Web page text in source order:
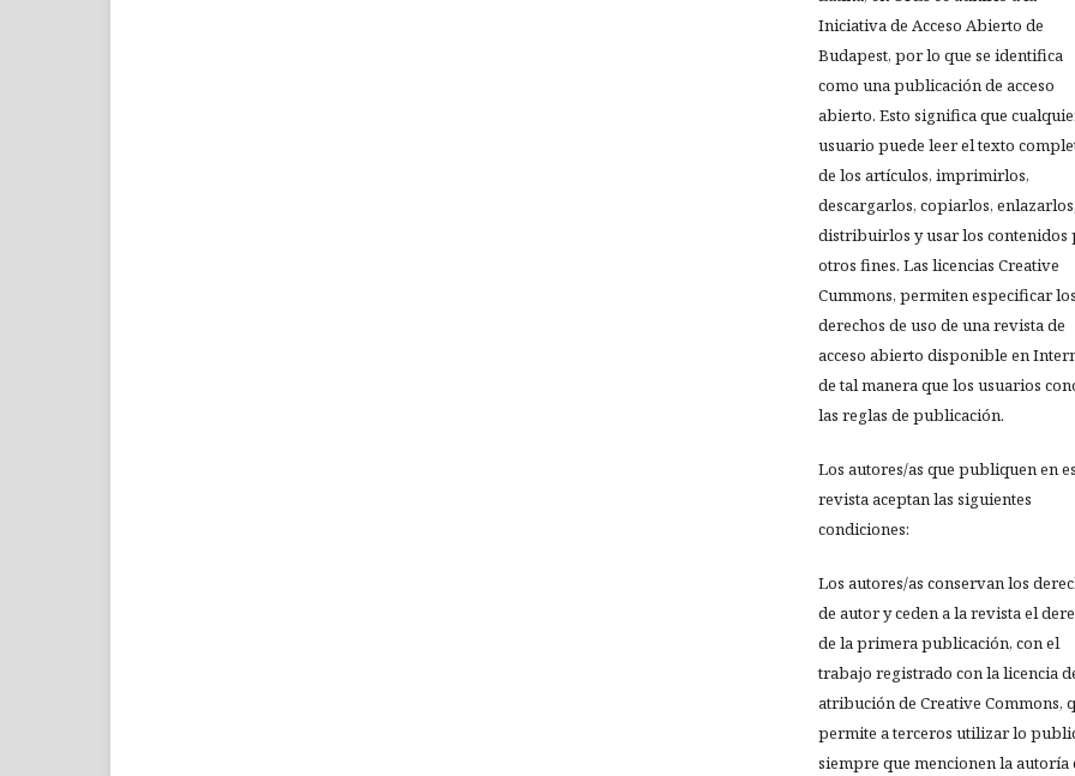
Iniciativa de Acceso Abierto de
Budapest, por lo que se identifica
como una publicación de acceso
abierto. Esto significa que
usuario puede leer el texto
de los artículos, imprimirlos,
descargarlos, copiarlos,
distribuirlos y usar los contenidos
otros fines. Las licencias Creative
Cummons, permiten especificar
derechos de uso de una revista de
acceso abierto disponible en
de tal manera que los usuarios
las reglas de publicación.
Los autores/as que publiquen en
revista aceptan las siguientes
condiciones:
Los autores/as conservan los
de autor y ceden a la revista el
de la primera publicación, con el
trabajo registrado con la licencia
atribución de Creative Commons,
permite a terceros utilizar lo
siempre que mencionen la autoría